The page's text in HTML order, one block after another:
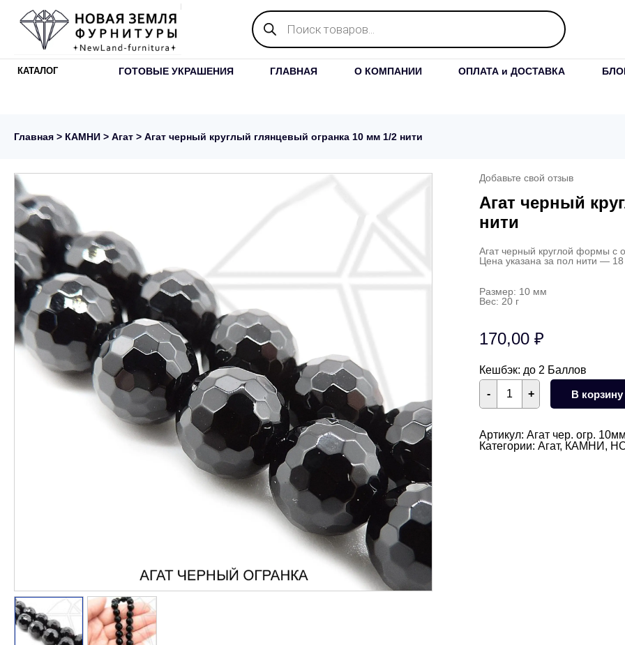
Поиск
товаров
КАТАЛОГ ГОТОВЫЕ УКРАШЕНИЯ ГЛАВНАЯ О КОМПАНИИ ОПЛАТА и ДОСТАВКА
Главная > КАМНИ > Агат > Агат черный круглый глянцевый огранка 10 мм 1/2 нити
Добавьте свой отзыв
Агат черный
нити
Агат черный круглой формы с
Цена указана за пол нити —
Размер: 10 мм
Вес: 20 г
170,00 ₽
Кешбэк: до 2 Баллов
+
Количество
товара
Агат
глянцевый
огранка
- В корзину
Артикул: Агат чер. огр. 10мм
Категории: Агат, КАМНИ ,